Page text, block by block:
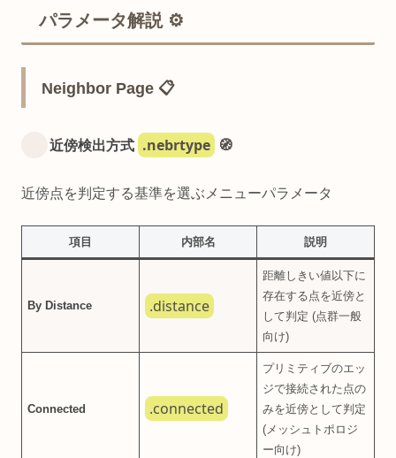
パラメータ解説 ⚙️
Neighbor Page 📋
近傍検出方式 .nebrtype 🧭
近傍点を判定する基準を選ぶメニューパラメータ
項目 内部名 説明
By Distance .distance
距離しきい値以下に
存在する点を近傍と
して判定 (点群一般
向け)
Connected .connected
プリミティブのエッ
ジで接続された点の
みを近傍として判定
(メッシュトポロジ
ー向け)